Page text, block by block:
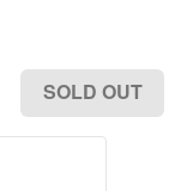
SOLD OUT